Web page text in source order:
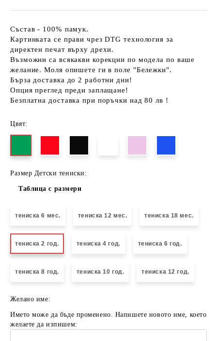
Състав - 100% памук.
Картинката се прави чрез DTG технология за
директен печат върху дрехи.
Възможни са всякакви корекции по модела по ваше
желание. Моля опишете ги в поле "Бележки".
Бърза доставка до 2 работни дни!
Опция преглед преди заплащане!
Безплатна доставка при поръчки над 80 лв !
Цвят:
Размер Детски тениски:
Таблица с размери
тениска 6 мес. тениска 12 мес. тениска 18 мес.
тениска 2 год. тениска 4 год. тениска 6 год.
тениска 8 год. тениска 10 год. тениска 12 год.
Желано име:
Името може да бъде променено. Напишете новото име, което
желаете да изпишем: